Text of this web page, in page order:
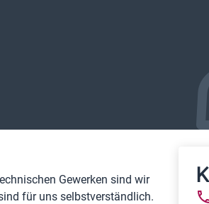
Gewerken sind wir
für uns selbstverständlich.